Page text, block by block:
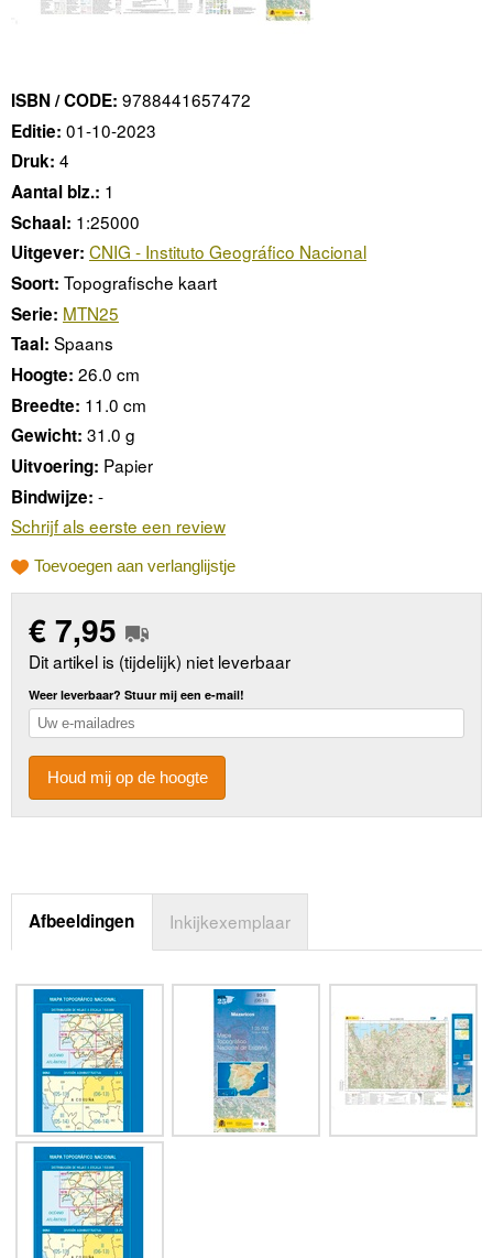
ISBN / CODE: 9788441657472
Editie: 01-10-2023
Druk: 4
Aantal blz.: 1
Schaal: 1:25000
Uitgever: CNIG - Instituto Geográfico Nacional
Soort: Topografische kaart
Serie: MTN25
Taal: Spaans
Hoogte: 26.0 cm
Breedte: 11.0 cm
Gewicht: 31.0 g
Uitvoering: Papier
Bindwijze: -
Schrijf als eerste een review
Toevoegen aan verlanglijstje
€7,95
Dit artikel is (tijdelijk) niet leverbaar
Weer leverbaar? Stuur mij een e-mail!
Houd mij op de hoogte
Afbeeldingen Inkijkexemplaar